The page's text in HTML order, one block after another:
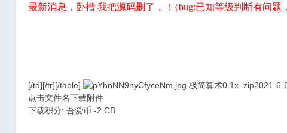
最新消息，卧槽 我把源码删了，！{bug:已知等级判断有问题，
[/td][/tr][/table]
极简算术0.1x .zip2021-6-
点击文件名下载附件
下载积分: 吾爱币 -2 CB